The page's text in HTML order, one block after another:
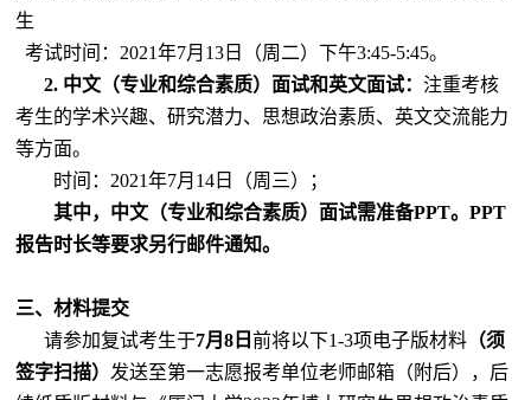
生
考试时间： 2021年7月 13日（周二）下午3:45-5:45。
2. 中文（专业和综合素质）面试和英文面试： 注重考核
考生的学术兴趣、研究潜力、思想政治素质、英文交流能力
等方面。
时间： 2021年7月 14日（周三）；
其中，中文（专业和综合素质）面试需准备PPT。 PPT
报告时长等要求另行邮件通知。
三、材料提交
请参加复试考生于7月 8日 前将以下1-3项电子版材料（须
签字扫描） 发送至第一志愿报考单位老师邮箱（附后），后